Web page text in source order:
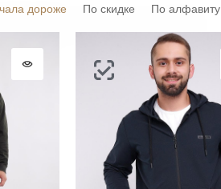
дороже По скидке По алфавиту